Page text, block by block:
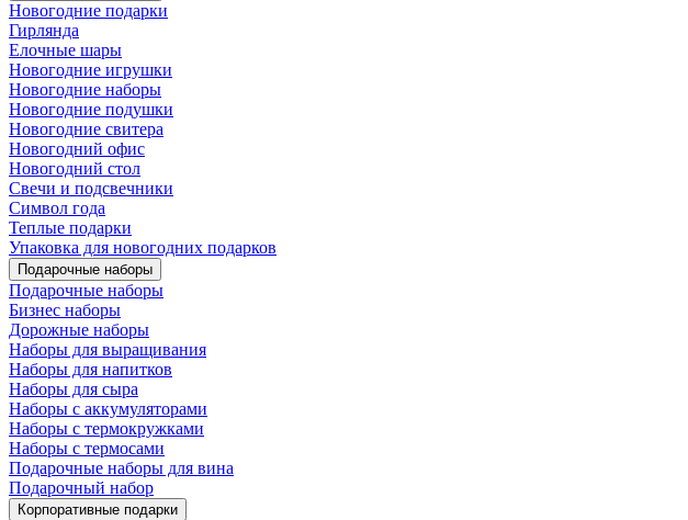
Новогодние подарки
Гирлянда
Елочные шары
Новогодние игрушки
Новогодние наборы
Новогодние подушки
Новогодние свитера
Новогодний офис
Новогодний стол
Свечи и подсвечники
Символ года
Теплые подарки
Упаковка для новогодних подарков
Подарочные наборы
Подарочные наборы
Бизнес наборы
Дорожные наборы
Наборы для выращивания
Наборы для напитков
Наборы для сыра
Наборы с аккумуляторами
Наборы с термокружками
Наборы с термосами
Подарочные наборы для вина
Подарочный набор
Корпоративные подарки